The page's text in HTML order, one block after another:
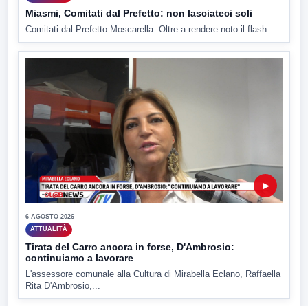
Miasmi, Comitati dal Prefetto: non lasciateci soli
Comitati dal Prefetto Moscarella. Oltre a rendere noto il flash...
▶
6 AGOSTO 2026
ATTUALITÀ
Tirata del Carro ancora in forse, D'Ambrosio:
continuiamo a lavorare
L'assessore comunale alla Cultura di Mirabella Eclano, Raffaella
Rita D'Ambrosio,...